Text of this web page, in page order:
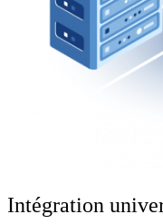
Intégration